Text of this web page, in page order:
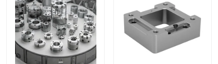
Peças de madeira do CNC
Serviços de moldagem por injeção